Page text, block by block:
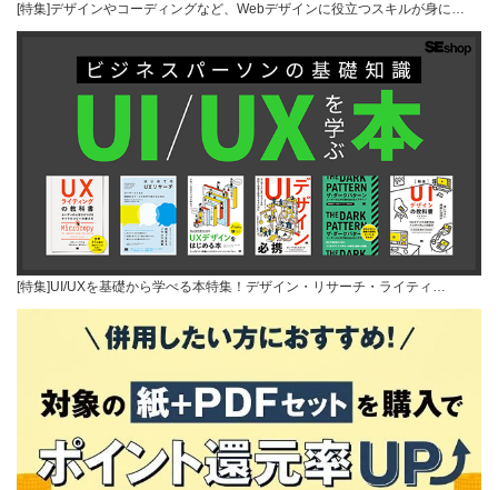
[特集]デザインやコーディングなど、Webデザインに役立つスキルが身に…
[特集]UI/UXを基礎から学べる本特集！デザイン・リサーチ・ライティ…